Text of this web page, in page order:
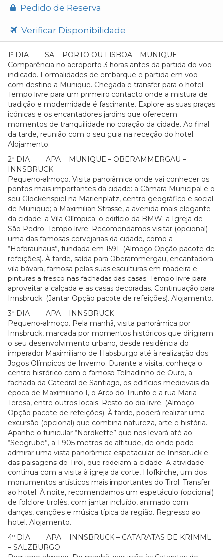
Pedido de Reserva
Verificar Disponibilidade
1º DIA SA PORTO OU LISBOA – MUNIQUE
Comparência no aeroporto 3 horas antes da partida do voo
indicado. Formalidades de embarque e partida em voo
com destino a Munique. Chegada e transfer para o hotel.
Tempo livre para um primeiro contacto onde a mistura de
tradição e modernidade é fascinante. Explore as suas praças
icónicas e os encantadores jardins que oferecem
momentos de tranquilidade no coração da cidade. Ao final
da tarde, reunião com o seu guia na receção do hotel.
Alojamento.
2º DIA APA MUNIQUE – OBERAMMERGAU –
INNSBRUCK
Pequeno-almoço. Visita panorâmica onde vai conhecer os
pontos mais importantes da cidade: a Câmara Municipal e o
seu Glockenspiel na Marienplatz, centro geográfico e social
de Munique; a Maximilian Strasse, a avenida mais elegante
da cidade; a Vila Olímpica; o edifício da BMW; a Igreja de
São Pedro. Tempo livre. Recomendamos visitar (opcional)
uma das famosas cervejarias da cidade, como a
“Hofbrauhaus”, fundada em 1591. (Almoço Opção pacote de
refeições). À tarde, saída para Oberammergau, encantadora
vila bávara, famosa pelas suas esculturas em madeira e
pinturas a fresco nas fachadas das casas. Tempo livre para
aproveitar a calçada e as casas decoradas. Continuação para
Innsbruck. (Jantar Opção pacote de refeições). Alojamento.
3º DIA APA INNSBRUCK
Pequeno-almoço. Pela manhã, visita panorâmica por
Innsbruck, marcada por momentos históricos que dirigiram
o seu desenvolvimento urbano, desde residência do
imperador Maximiliano de Habsburgo até à realização dos
Jogos Olímpicos de Inverno. Durante a visita, conheça o
centro histórico com o famoso Telhadinho de Ouro, a
fachada da Catedral de Santiago, os edifícios medievais da
época de Maximiliano I, o Arco do Triunfo e a rua Maria
Teresa, entre outros locais. Resto do dia livre. (Almoço
Opção pacote de refeições). À tarde, poderá realizar uma
excursão (opcional) que combina natureza, arte e história.
Apanhe o funicular “Nordkette” que nos levará até ao
“Seegrube”, a 1.905 metros de altitude, de onde pode
admirar uma vista panorâmica espetacular de Innsbruck e
das paisagens do Tirol, que rodeiam a cidade. A atividade
continua com a visita à igreja da corte, Hofkirche, um dos
monumentos artísticos mais importantes do Tirol. Transfer
ao hotel. À noite, recomendamos um espetáculo (opcional)
de folclore tirolês, com jantar incluído, animado com
danças, canções e música típica da região. Regresso ao
hotel. Alojamento.
4º DIA APA INNSBRUCK – CATARATAS DE KRIMML
– SALZBURGO